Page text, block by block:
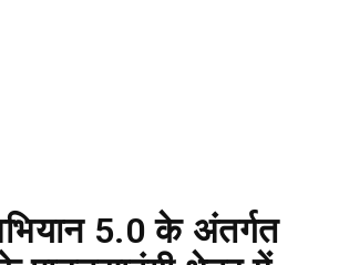
5.0 के अंतर्गत